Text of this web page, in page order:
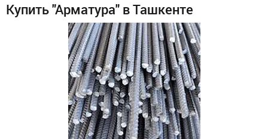
Купить "Арматура" в Ташкенте